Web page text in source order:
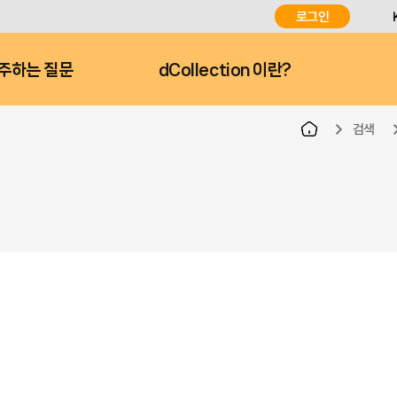
로그인
하는 질문 dCollection 이란?
검색